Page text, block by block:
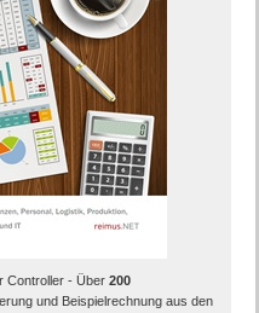
Controller - Über 200
und Beispielrechnung aus den